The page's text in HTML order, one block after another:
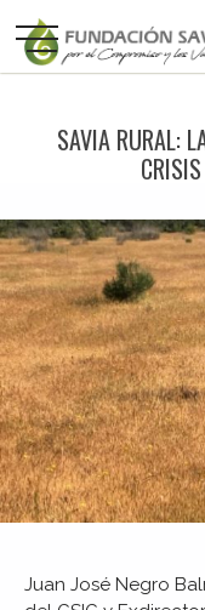
SAVIA RURAL:
Juan José Negro